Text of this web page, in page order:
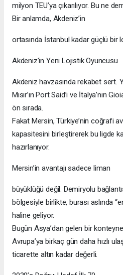
milyon TEU’ya çıkarılıyor. Bu ne
Bir anlamda, Akdeniz’in
ortasında İstanbul kadar güçlü bir
Akdeniz’in Yeni Lojistik Oyuncusu
Akdeniz havzasında rekabet sert.
Mısır’ın Port Said’i ve İtalya’nın
ön sırada.
Fakat Mersin, Türkiye’nin coğrafi
kapasitesini birleştirerek bu ligde
hazırlanıyor.
Mersin’in avantajı sadece liman
büyüklüğü değil. Demiryolu
bölgesiyle birlikte, burası aslında
haline geliyor.
Bugün Asya’dan gelen bir
Avrupa’ya birkaç gün daha hızlı
ticarette altın kadar değerli.